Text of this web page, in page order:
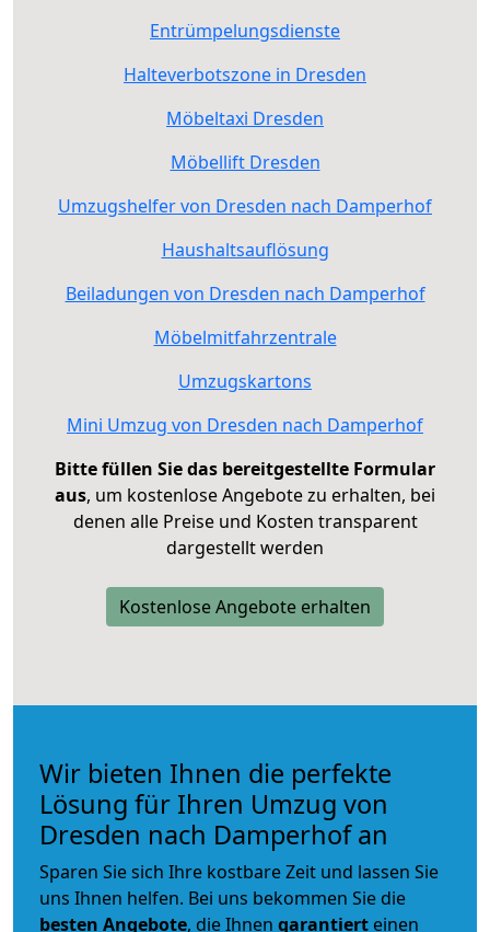
Entrümpelungsdienste
Halteverbotszone in Dresden
Möbeltaxi Dresden
Möbellift Dresden
Umzugshelfer von Dresden nach Damperhof
Haushaltsauflösung
Beiladungen von Dresden nach Damperhof
Möbelmitfahrzentrale
Umzugskartons
Mini Umzug von Dresden nach Damperhof
Bitte füllen Sie das bereitgestellte Formular
aus, um kostenlose Angebote zu erhalten, bei
denen alle Preise und Kosten transparent
dargestellt werden
Kostenlose Angebote erhalten
Wir bieten Ihnen die perfekte
Lösung für Ihren Umzug von
Dresden nach Damperhof an
Sparen Sie sich Ihre kostbare Zeit und lassen Sie
uns Ihnen helfen. Bei uns bekommen Sie die
besten Angebote, die Ihnen garantiert einen